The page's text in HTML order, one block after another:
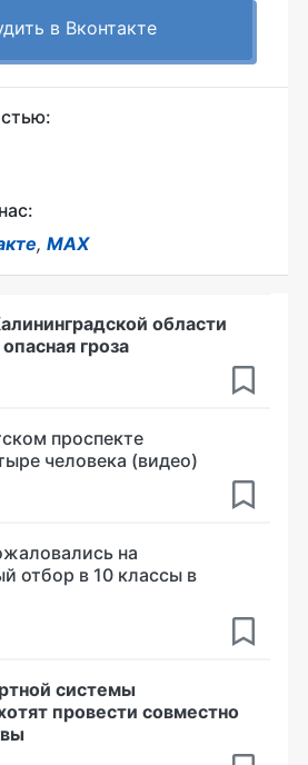
в Вконтакте
, MAX
области
гроза
проспекте
человека (видео)
на
отбор в 10 классы в
системы
провести совместно